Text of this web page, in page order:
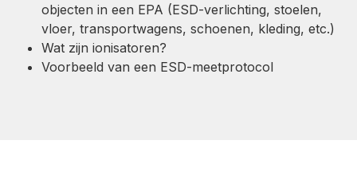
objecten in een EPA (ESD-verlichting, stoelen,
vloer, transportwagens, schoenen, kleding, etc.)
Wat zijn ionisatoren?
Voorbeeld van een ESD-meetprotocol